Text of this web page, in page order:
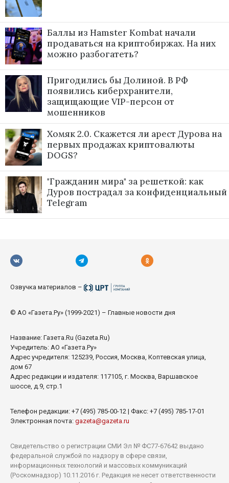
Баллы из Hamster Kombat начали
продаваться на криптобиржах. На них
можно разбогатеть?
Пригодились бы Долиной. В РФ
появились киберхранители,
защищающие VIP-персон от
мошенников
Хомяк 2.0. Скажется ли арест Дурова на
первых продажах криптовалюты
DOGS?
"Гражданин мира" за решеткой: как
Дуров пострадал за конфиденциальный
Telegram
Озвучка материалов –
© АО «Газета.Ру» (1999-2021) – Главные новости дня
Название: Газета.Ru (Gazeta.Ru)
Учредитель: АО «Газета.Ру»
Адрес учредителя: 125239, Россия, Москва, Коптевская улица,
дом 67
Адрес редакции и издателя: 117105, г. Москва, Варшавское
шоссе, д.9, стр.1
Телефон редакции: +7 (495) 785-00-12 | Факс: +7 (495) 785-17-01
Электронная почта: gazeta@gazeta.ru
Свидетельство о регистрации СМИ Эл № ФС77-67642 выдано
федеральной службой по надзору в сфере связи,
информационных технологий и массовых коммуникаций
(Роскомнадзор) 10.11.2016 г. Редакция не несет ответственности